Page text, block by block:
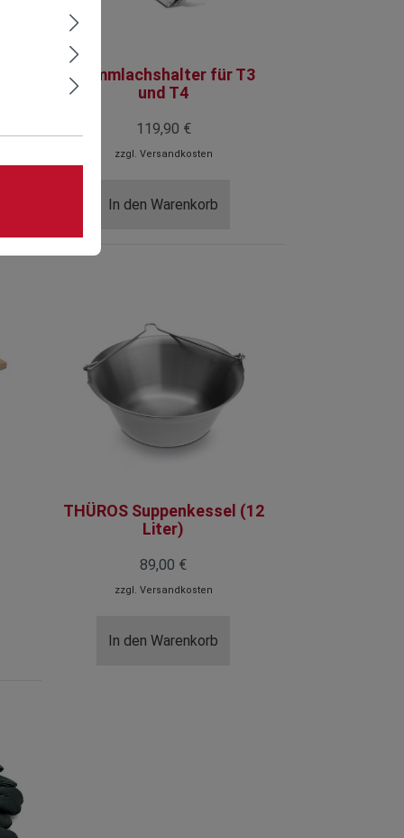
Flammlachshalter für T3
und T4
119,90 €
zzgl. Versandkosten
In den Warenkorb
THÜROS Suppenkessel (12
Liter)
89,00 €
zzgl. Versandkosten
In den Warenkorb